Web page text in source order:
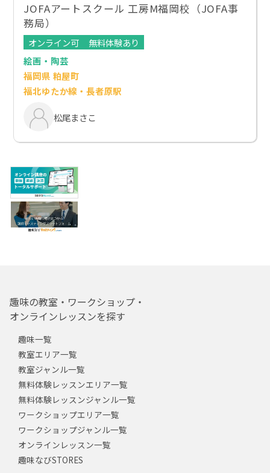
JOFAアートスクール 工房M福岡校（JOFA事
務局）
オンライン可
無料体験あり
絵画・陶芸
福岡県 粕屋町
福北ゆたか線・長者原駅
松尾まさこ
趣味の教室・ワークショップ・
オンラインレッスンを探す
趣味一覧
教室エリア一覧
教室ジャンル一覧
無料体験レッスンエリア一覧
無料体験レッスンジャンル一覧
ワークショップエリア一覧
ワークショップジャンル一覧
オンラインレッスン一覧
趣味なびSTORES